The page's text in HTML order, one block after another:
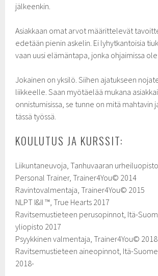
jälkeenkin.
Asiakkaan omat arvot määrittelevät
edetään pienin askelin. Ei lyhytkantoisia
vaan uusi elämäntapa, jonka ohjaimissa
Jokainen on yksilö. Siihen ajatukseen
liikkeelle. Saan myötäelää mukana
onnistumisissa, se tunne on mitä mahtavin
tässä työssä.
KOULUTUS JA KURSSIT:
Liikuntaneuvoja, Tanhuvaaran
Personal Trainer, Trainer4You© 2014
Ravintovalmentaja, Trainer4You© 2015
NLPT I&II ™, True Hearts 2017
Ravitsemustieteen perusopinnot, Itä-
yliopisto 2017
Psyykkinen valmentaja, Trainer4You© 2018
Ravitsemustieteen aineopinnot, Itä-
2018-